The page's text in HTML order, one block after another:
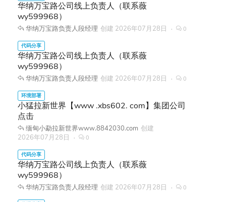
华纳万宝路公司线上负责人（联系薇
wy599968）
华纳万宝路负责人段经理 创建 2026年07月28日 0
华纳万宝路公司线上负责人（联系薇
wy599968）
华纳万宝路负责人段经理 创建 2026年07月28日 0
小猛拉新世界【www .xbs602. com】集团公司
点击
缅甸小勐拉新世界www.8842030.com 创建
2026年07月28日
0
华纳万宝路公司线上负责人（联系薇
wy599968）
华纳万宝路负责人段经理 创建 2026年07月28日 0